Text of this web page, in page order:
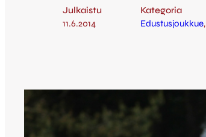
Julkaistu
11.6.2014
Kategoria
Edustusjoukkue,